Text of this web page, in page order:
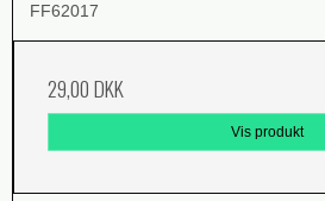
FF62017
29,00 DKK
Vis produkt